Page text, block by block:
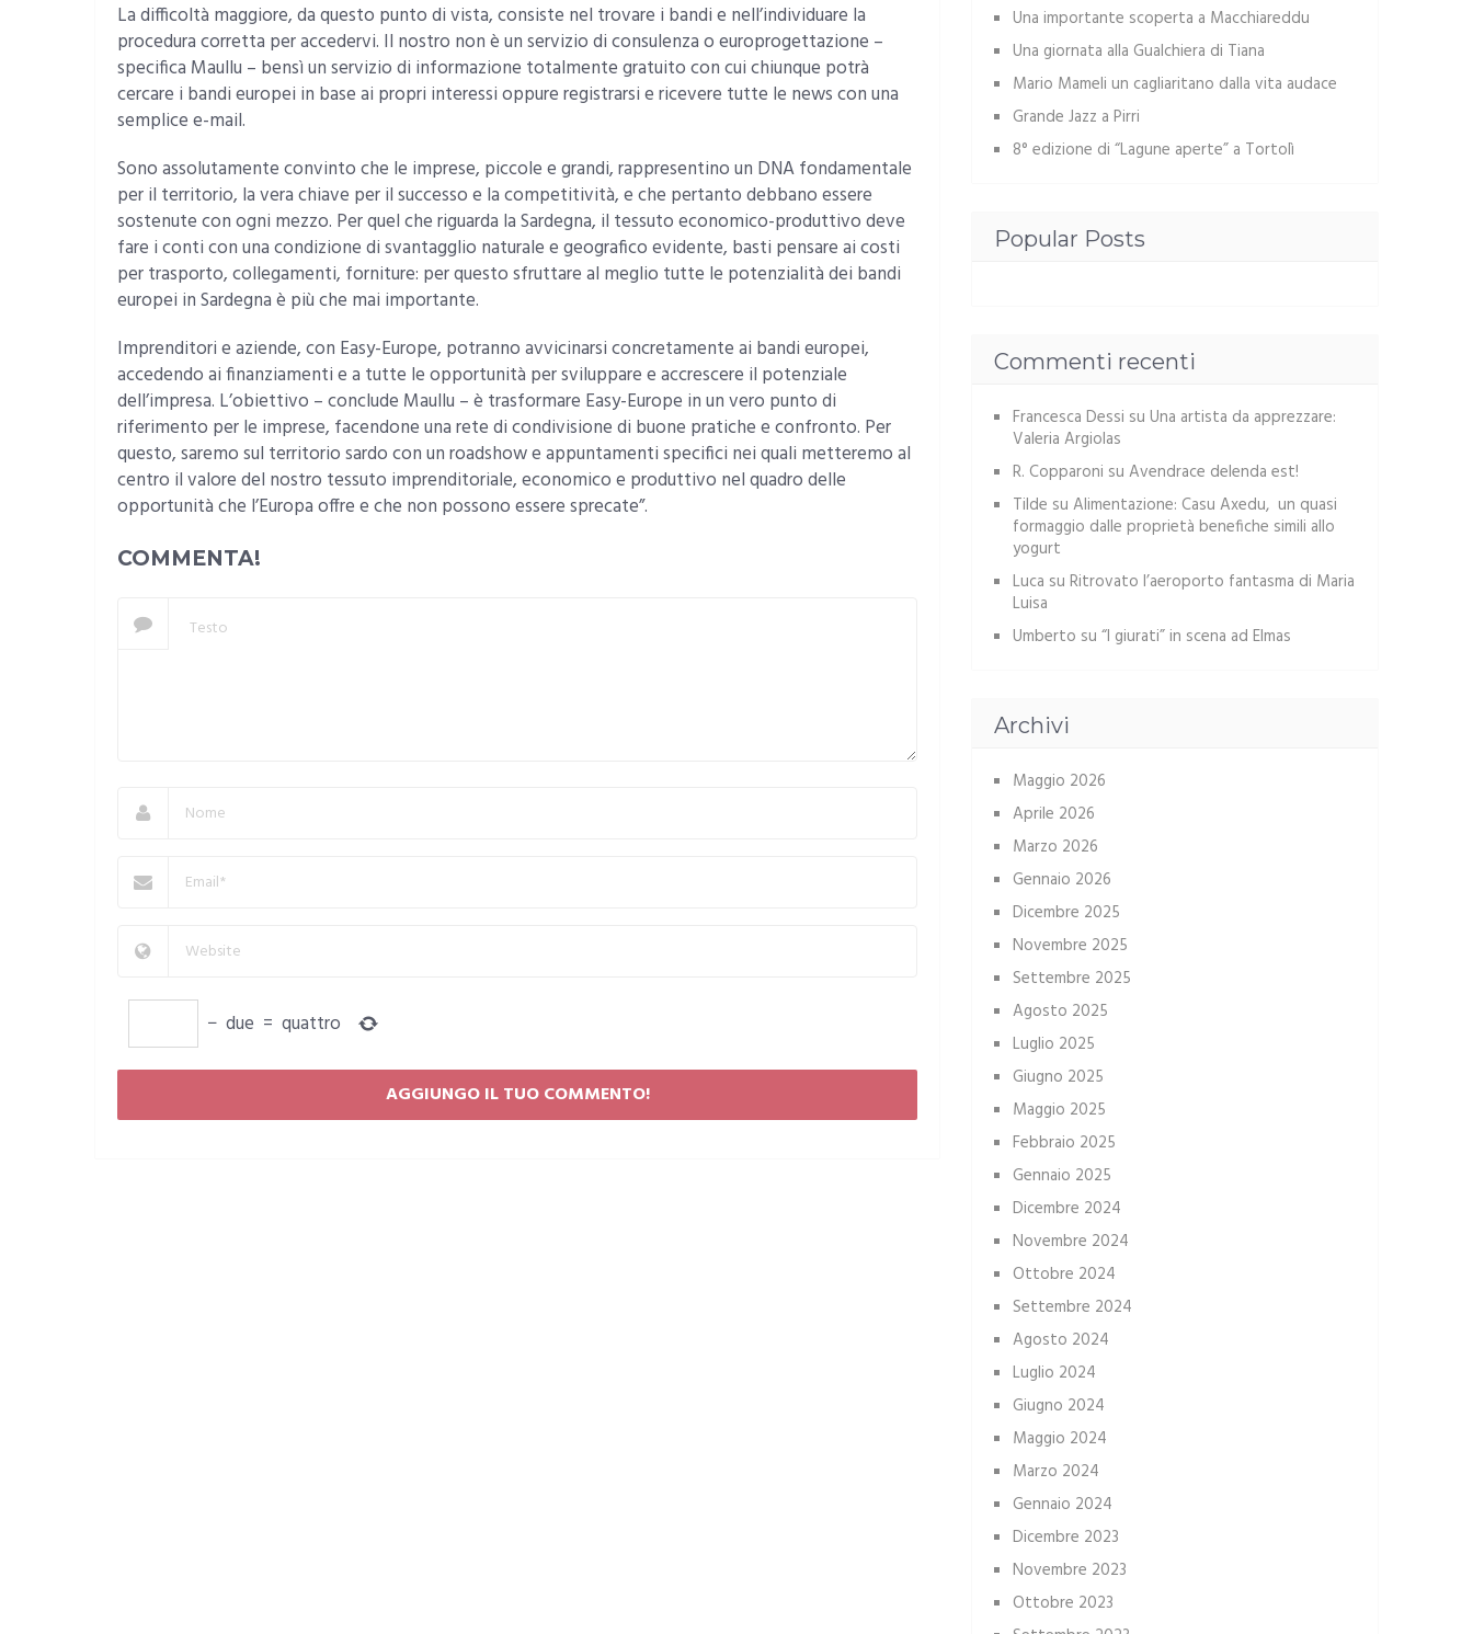
La difficoltà maggiore, da questo punto di vista, consiste nel trovare i bandi e nell’individuare la
procedura corretta per accedervi. Il nostro non è un servizio di consulenza o europrogettazione –
specifica Maullu – bensì un servizio di informazione totalmente gratuito con cui chiunque potrà
cercare i bandi europei in base ai propri interessi oppure registrarsi e ricevere tutte le news con una
semplice e-mail.
Sono assolutamente convinto che le imprese, piccole e grandi, rappresentino un DNA fondamentale
per il territorio, la vera chiave per il successo e la competitività, e che pertanto debbano essere
sostenute con ogni mezzo. Per quel che riguarda la Sardegna, il tessuto economico-produttivo deve
fare i conti con una condizione di svantagglio naturale e geografico evidente, basti pensare ai costi
per trasporto, collegamenti, forniture: per questo sfruttare al meglio tutte le potenzialità dei bandi
europei in Sardegna è più che mai importante.
Imprenditori e aziende, con Easy-Europe, potranno avvicinarsi concretamente ai bandi europei,
accedendo ai finanziamenti e a tutte le opportunità per sviluppare e accrescere il potenziale
dell’impresa. L’obiettivo – conclude Maullu – è trasformare Easy-Europe in un vero punto di
riferimento per le imprese, facendone una rete di condivisione di buone pratiche e confronto. Per
questo, saremo sul territorio sardo con un roadshow e appuntamenti specifici nei quali metteremo al
centro il valore del nostro tessuto imprenditoriale, economico e produttivo nel quadro delle
opportunità che l’Europa offre e che non possono essere sprecate”.
COMMENTA!
− due = quattro
Una importante scoperta a Macchiareddu
Una giornata alla Gualchiera di Tiana
Mario Mameli un cagliaritano dalla vita audace
Grande Jazz a Pirri
8° edizione di “Lagune aperte” a Tortolì
Popular Posts
Commenti recenti
Francesca Dessi su Una artista da apprezzare:
Valeria Argiolas
R. Copparoni su Avendrace delenda est!
Tilde su Alimentazione: Casu Axedu, un quasi
formaggio dalle proprietà benefiche simili allo
yogurt
Luca su Ritrovato l’aeroporto fantasma di Maria
Luisa
Umberto su “I giurati” in scena ad Elmas
Archivi
Maggio 2026
Aprile 2026
Marzo 2026
Gennaio 2026
Dicembre 2025
Novembre 2025
Settembre 2025
Agosto 2025
Luglio 2025
Giugno 2025
Maggio 2025
Febbraio 2025
Gennaio 2025
Dicembre 2024
Novembre 2024
Ottobre 2024
Settembre 2024
Agosto 2024
Luglio 2024
Giugno 2024
Maggio 2024
Marzo 2024
Gennaio 2024
Dicembre 2023
Novembre 2023
Ottobre 2023